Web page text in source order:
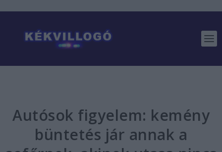
Autósok figyelem: kemény
büntetés jár annak a